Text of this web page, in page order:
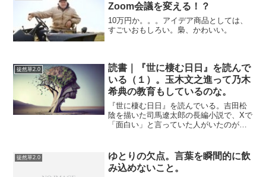
Zoom会議を変える！？
10万円か。。。アイデア商品としては、
すごいおもしろい。梟、かわいい。
徒然草2.0
読書｜『世に棲む日日』を読んで
いる（１）。玉木文之進って乃木
希典の教育もしているのな。
『世に棲む日日』を読んでいる。吉田松
陰を描いた司馬遼太郎の長編小説で、Xで
「面白い」と言っていた人がいたのがき
の話をやけに詳しく語っていたのを思い
出した。もしかするとN...
徒然草2.0
ゆとりの欠点。言葉を瞬間的に飲
み込めないこと。